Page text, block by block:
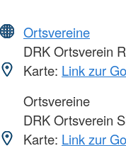
Ortsvereine
DRK Ortsverein
Karte: Link zur
Ortsvereine
DRK Ortsverein
Karte: Link zur